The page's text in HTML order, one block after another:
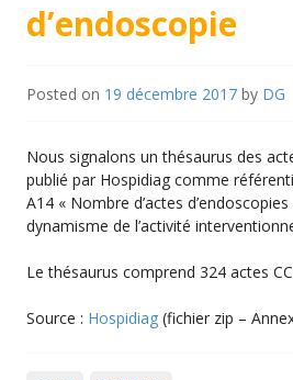
d’endoscopie
Posted on 19 décembre 2017 by DG
Nous signalons un thésaurus des
publié par Hospidiag comme
A14 « Nombre d’actes
dynamisme de l’activité
Le thésaurus comprend 324 actes
Source : Hospidiag (fichier zip –